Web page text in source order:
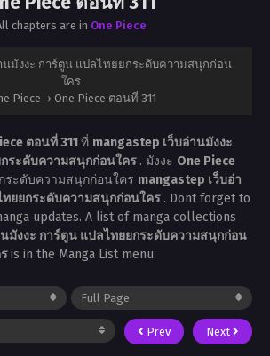
chapters are in One Piece
นมังงะ การ์ตูน แปลไทยยกระดับความสนุกก่อน
ใคร
Piece › One Piece ตอนที่ 311
ตอนที่ 311ที่ mangastep เว็บอ่านมังงะ
ระดับความสนุกก่อนใคร . มังงะ One Piece
ระดับความสนุกก่อนใคร mangastep เว็บอ่า
ยยกระดับความสนุกก่อนใคร . Dont forget to
updates. A list of manga collections
มังงะ การ์ตูน แปลไทยยกระดับความสนุกก่อน
is in the Manga List menu.
Prev Next